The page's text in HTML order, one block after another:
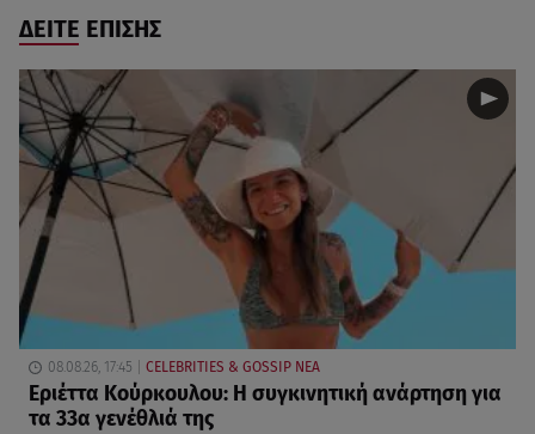
ΔΕΙΤΕ ΕΠΙΣΗΣ
08.08.26, 17:45 CELEBRITIES & GOSSIP ΝΕΑ
Εριέττα Κούρκουλου: Η συγκινητική ανάρτηση για
τα 33α γενέθλιά της